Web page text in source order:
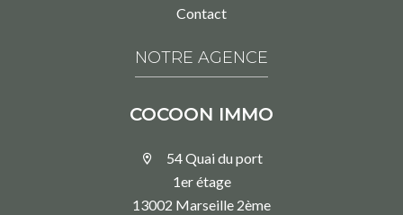
Contact
NOTRE AGENCE
COCOON IMMO
54 Quai du port
1er étage
13002 Marseille 2ème